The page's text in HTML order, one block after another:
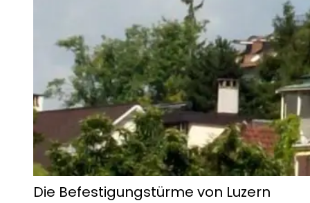
Die Befestigungstürme von Luzern